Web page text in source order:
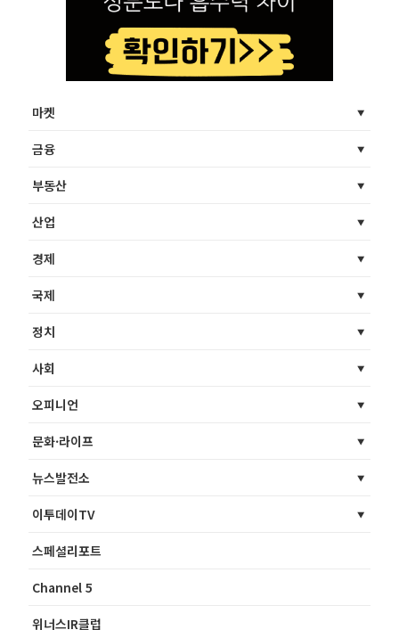
마켓
금융
부동산
산업
경제
국제
정치
사회
오피니언
문화·라이프
뉴스발전소
이투데이TV
스페셜리포트
Channel 5
위너스IR클럽